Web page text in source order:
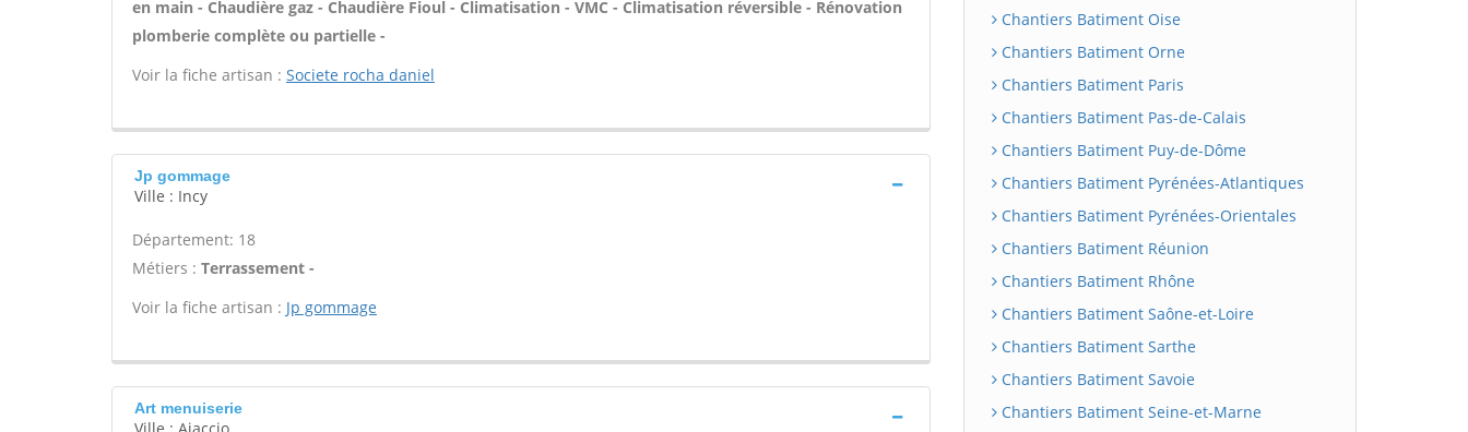
en main - Chaudière gaz - Chaudière Fioul - Climatisation - VMC - Climatisation réversible - Rénovation
plomberie complète ou partielle -
Voir la fiche artisan : Societe rocha daniel
Jp gommage
Ville : Incy
Département: 18
Métiers : Terrassement -
Voir la fiche artisan : Jp gommage
Art menuiserie
Chantiers Batiment Oise
Chantiers Batiment Orne
Chantiers Batiment Paris
Chantiers Batiment Pas-de-Calais
Chantiers Batiment Puy-de-Dôme
Chantiers Batiment Pyrénées-Atlantiques
Chantiers Batiment Pyrénées-Orientales
Chantiers Batiment Réunion
Chantiers Batiment Rhône
Chantiers Batiment Saône-et-Loire
Chantiers Batiment Sarthe
Chantiers Batiment Savoie
Chantiers Batiment Seine-et-Marne